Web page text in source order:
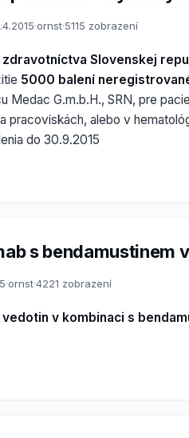
·ornst·5115 zobrazení
Slovenskej
5000 balení
Medac G.m.b.H., SRN, pre
pracoviskách, alebo v
do 30.9.2015
s bendamustinem
·ornst·4221 zobrazení
v kombinaci s